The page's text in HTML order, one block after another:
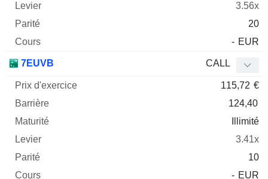
3.56x
20
- EUR
7EUVB CALL
115,72 €
124,40
Illimité
3.41x
10
- EUR